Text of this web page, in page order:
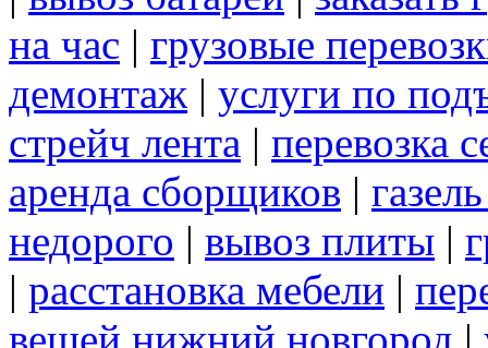
на час | грузовые
демонтаж | услуги по
стрейч лента | перевозка
аренда сборщиков |
недорого | вывоз плиты |
| расстановка мебели |